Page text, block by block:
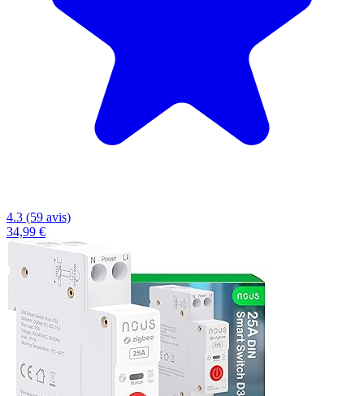
4.3 (59 avis)
34,99 €